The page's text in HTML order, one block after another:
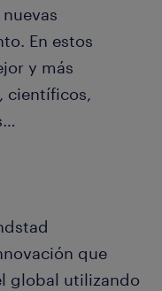
En estos
y más
científicos,
que
global utilizando